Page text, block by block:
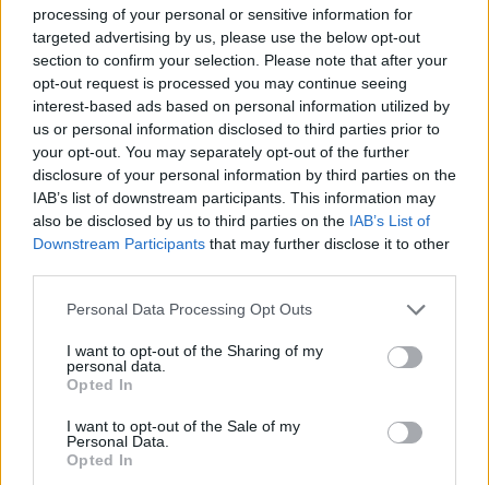
processing of your personal or sensitive information for
targeted advertising by us, please use the below opt-out
section to confirm your selection. Please note that after your
opt-out request is processed you may continue seeing
interest-based ads based on personal information utilized by
us or personal information disclosed to third parties prior to
your opt-out. You may separately opt-out of the further
disclosure of your personal information by third parties on the
IAB’s list of downstream participants. This information may
also be disclosed by us to third parties on the IAB’s List of
Downstream Participants that may further disclose it to other
Please note that this website/app uses one or more Google
not limited to your visit or usage behaviour. You may click to
grant or deny consent to Google and its third-party tags to
use your data for below specified purposes in below Google
consent section.
Personal Data Processing Opt Outs
I want to opt-out of the Sharing of my
personal data.
Opted In
I want to opt-out of the Sale of my
Personal Data.
Opted In
Τριάντα νέες παροχές και μειώσεις φόρων του 2025
ήρθαν για να μείνουν και το 2026
ΑΝΑΡΤΗΘΗΚΕ ΑΠΟ ΜΑΡΊΑ ΚΩΣΤΆΚΟΓΛΟΥ 28 ΔΕΚΕΜΒΡΊΟΥ 2025
Οι 30 μόνιμες παροχές του 2025 για μισθωτούς, συνταξιούχους,
επαγγελματίες, αγρότες, ενοικιαστές και ιδιοκτήτες ακινήτων οι